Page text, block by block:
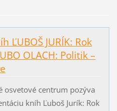
ĽUBOŠ JURÍK: Rok
OLACH: Politik –
osvetové centrum pozýva
kníh Ľuboš Jurík: Rok